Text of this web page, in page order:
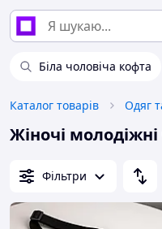
Біла чоловіча кофта
Каталог товарів Одяг
Жіночі молодіжні
Фільтри